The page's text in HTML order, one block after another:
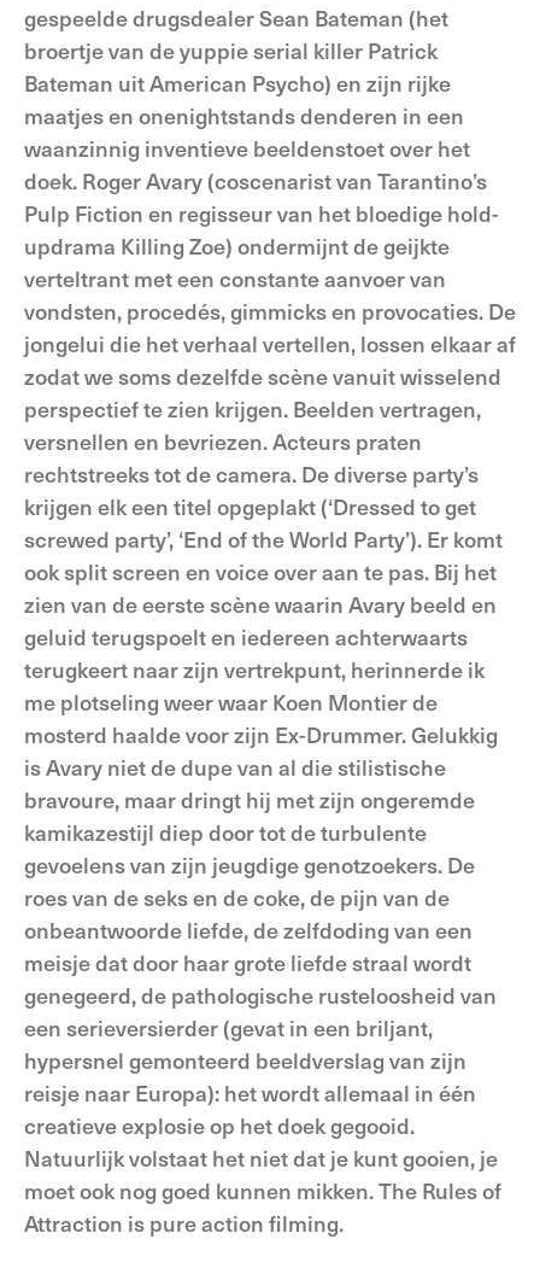
gespeelde drugsdealer Sean Bateman (het
broertje van de yuppie serial killer Patrick
Bateman uit American Psycho) en zijn rijke
maatjes en onenightstands denderen in een
waanzinnig inventieve beeldenstoet over het
doek. Roger Avary (coscenarist van Tarantino’s
Pulp Fiction en regisseur van het bloedige hold-
updrama Killing Zoe) ondermijnt de geijkte
verteltrant met een constante aanvoer van
vondsten, procedés, gimmicks en provocaties. De
jongelui die het verhaal vertellen, lossen elkaar af
zodat we soms dezelfde scène vanuit wisselend
perspectief te zien krijgen. Beelden vertragen,
versnellen en bevriezen. Acteurs praten
rechtstreeks tot de camera. De diverse party’s
krijgen elk een titel opgeplakt (‘Dressed to get
screwed party’, ‘End of the World Party’). Er komt
ook split screen en voice over aan te pas. Bij het
zien van de eerste scène waarin Avary beeld en
geluid terugspoelt en iedereen achterwaarts
terugkeert naar zijn vertrekpunt, herinnerde ik
me plotseling weer waar Koen Montier de
mosterd haalde voor zijn Ex-Drummer. Gelukkig
is Avary niet de dupe van al die stilistische
bravoure, maar dringt hij met zijn ongeremde
kamikazestijl diep door tot de turbulente
gevoelens van zijn jeugdige genotzoekers. De
roes van de seks en de coke, de pijn van de
onbeantwoorde liefde, de zelfdoding van een
meisje dat door haar grote liefde straal wordt
genegeerd, de pathologische rusteloosheid van
een serieversierder (gevat in een briljant,
hypersnel gemonteerd beeldverslag van zijn
reisje naar Europa): het wordt allemaal in één
creatieve explosie op het doek gegooid.
Natuurlijk volstaat het niet dat je kunt gooien, je
moet ook nog goed kunnen mikken. The Rules of
Attraction is pure action filming.